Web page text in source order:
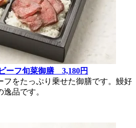
ーフ旬菜御膳 3,180円
フをたっぷり乗せた御膳です。鰻好
品です。